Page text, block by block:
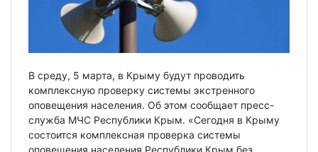
В среду, 5 марта, в Крыму будут проводить
комплексную проверку системы экстренного
оповещения населения. Об этом сообщает пресс-
служба МЧС Республики Крым. «Сегодня в Крыму
состоится комплексная проверка системы
оповещения населения Республики Крым без